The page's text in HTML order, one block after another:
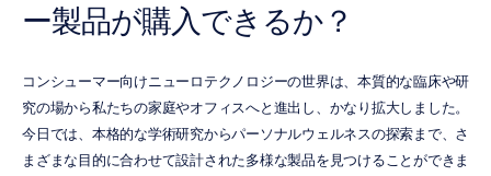
ー製品が購入できるか？
コンシューマー向けニューロテクノロジーの世界は、本質的な臨床や研
究の場から私たちの家庭やオフィスへと進出し、かなり拡大しました。
今日では、本格的な学術研究からパーソナルウェルネスの探索まで、さ
まざまな目的に合わせて設計された多様な製品を見つけることができま